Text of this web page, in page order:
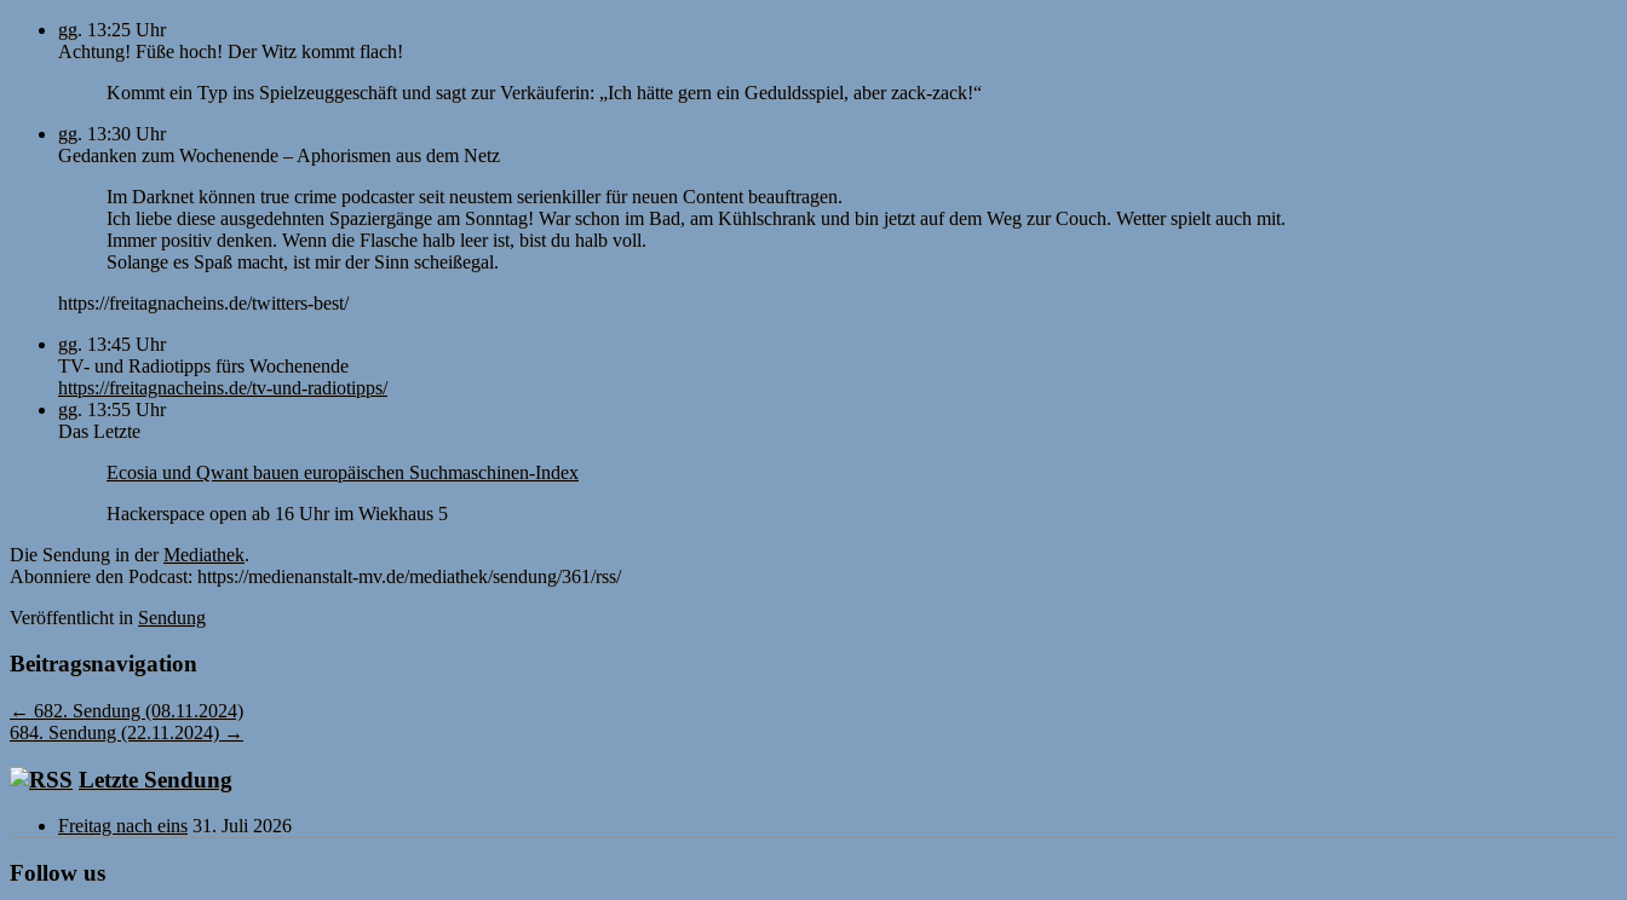
gg. 13:25 Uhr
Achtung! Füße hoch! Der Witz kommt flach!
Kommt ein Typ ins Spielzeuggeschäft und sagt zur Verkäuferin: „Ich hätte gern ein Geduldsspiel, aber zack-zack!“
gg. 13:30 Uhr
Gedanken zum Wochenende – Aphorismen aus dem Netz
Im Darknet können true crime podcaster seit neustem serienkiller für neuen Content beauftragen.
Ich liebe diese ausgedehnten Spaziergänge am Sonntag! War schon im Bad, am Kühlschrank und bin jetzt auf dem Weg zur Couch. Wetter spielt auch mit.
Immer positiv denken. Wenn die Flasche halb leer ist, bist du halb voll.
Solange es Spaß macht, ist mir der Sinn scheißegal.
https://freitagnacheins.de/twitters-best/
gg. 13:45 Uhr
TV- und Radiotipps fürs Wochenende
https://freitagnacheins.de/tv-und-radiotipps/
gg. 13:55 Uhr
Das Letzte
Ecosia und Qwant bauen europäischen Suchmaschinen-Index
Hackerspace open ab 16 Uhr im Wiekhaus 5
Die Sendung in derMediathek.
Abonniere den Podcast: https://medienanstalt-mv.de/mediathek/sendung/361/rss/
Veröffentlicht in Sendung
Beitragsnavigation
← 682. Sendung (08.11.2024)
684. Sendung (22.11.2024) →
Letzte Sendung
Freitag nach eins 31. Juli 2026
Follow us